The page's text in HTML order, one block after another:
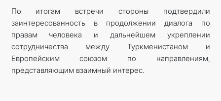
По итогам встречи стороны подтвердили
заинтересованность в продолжении диалога по
правам человека и дальнейшем укреплении
сотрудничества между Туркменистаном и
Европейским союзом по направлениям,
представляющим взаимный интерес.